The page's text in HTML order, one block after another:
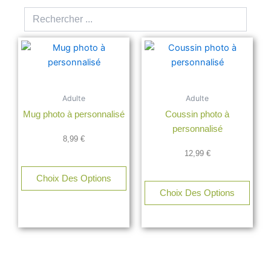
Rechercher
Adulte
Mug photo à personnalisé
8,99 €
Choix Des Options
Adulte
Coussin photo à
personnalisé
12,99 €
Choix Des Options